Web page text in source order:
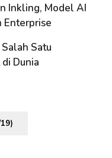
Inkling, Model AI
Enterprise
Satu
Dunia